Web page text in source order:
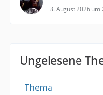
8. August 2026 um
Ungelesene
Thema